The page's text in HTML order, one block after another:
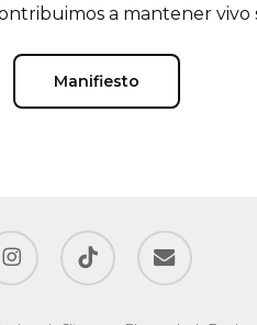
a mantener vivo
Manifiesto
tiktok email